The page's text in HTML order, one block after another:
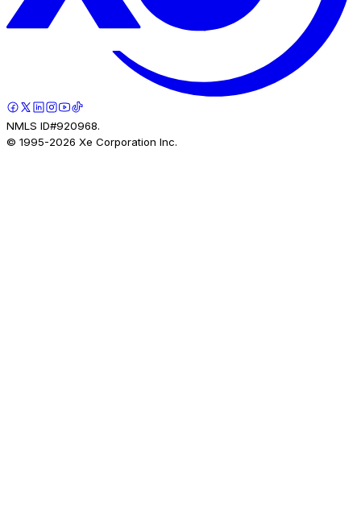
NMLS ID#920968.
© 1995-2026 Xe Corporation Inc.